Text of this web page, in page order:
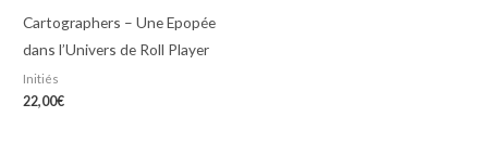
Cartographers – Une Epopée
dans l’Univers de Roll Player
Initiés
22,00€